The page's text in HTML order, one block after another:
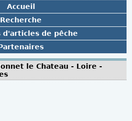
Accueil
Recherche
d'articles de pêche
le Chateau - Loire -